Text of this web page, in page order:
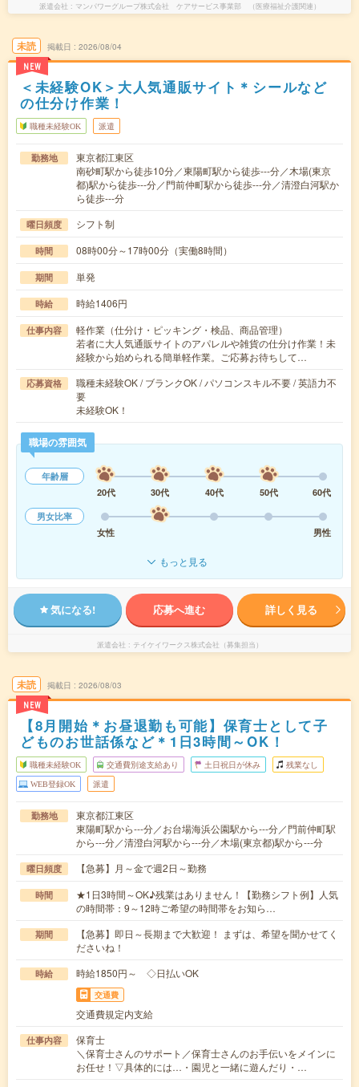
派遣会社 マンパワーグループ株式会社 ケアサービス事業部 （医療福祉介護関連）
未読
NEW
掲載日 2026/08/04
＜未経験OK＞大人気通販サイト＊シールなど
の仕分け作業！
職種未経験OK 派遣
勤務地
東京都江東区
南砂町駅から徒歩10分／東陽町駅から徒歩---分／木場(東京
都)駅から徒歩---分／門前仲町駅から徒歩---分／清澄白河駅か
ら徒歩---分
曜日頻度 シフト制
時間 08時00分～17時00分（実働8時間）
期間 単発
時給 時給1406円
仕事内容
軽作業（仕分け・ピッキング・検品、商品管理）
若者に大人気通販サイトのアパレルや雑貨の仕分け作業！未
経験から始められる簡単軽作業。ご応募お待ちして…
応募資格
職種未経験OK / ブランクOK / パソコンスキル不要 / 英語力不
要
未経験OK！
職場の雰囲気
年齢層
20代
30代 40代 50代
60代
男女比率
女性
男性
もっと見る
気になる! 応募へ進む 詳しく見る
派遣会社 テイケイワークス株式会社（募集担当）
未読
NEW
掲載日 2026/08/03
【8月開始＊お昼退勤も可能】保育士として子
どものお世話係など＊1日3時間～OK！
職種未経験OK 交通費別途支給あり 土日祝日が休み 残業なし
WEB登録OK 派遣
勤務地
東京都江東区
東陽町駅から---分／お台場海浜公園駅から---分／門前仲町駅
から---分／清澄白河駅から---分／木場(東京都)駅から---分
曜日頻度 【急募】月～金で週2日～勤務
時間
★1日3時間～OK♪残業はありません！【勤務シフト例】人気
の時間帯：9～12時ご希望の時間帯をお知ら…
期間
【急募】即日～長期まで大歓迎！ まずは、希望を聞かせてく
ださいね！
時給 時給1850円～ ◇日払いOK
交通費
交通費規定内支給
仕事内容
保育士
＼保育士さんのサポート／保育士さんのお手伝いをメインに
お任せ！▽具体的には…・園児と一緒に遊んだり・…